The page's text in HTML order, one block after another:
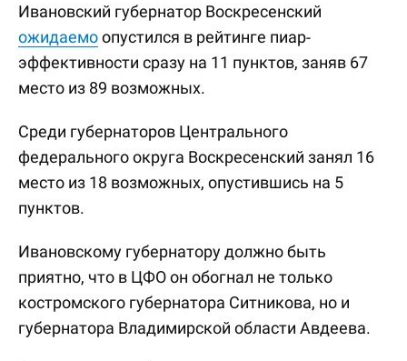
Ивановский губернатор Воскресенский
ожидаемоопустился в рейтинге пиар-
эффективности сразу на 11 пунктов, заняв 67
место из 89 возможных.
Среди губернаторов Центрального
федерального округа Воскресенский занял 16
место из 18 возможных, опустившись на 5
пунктов.
Ивановскому губернатору должно быть
приятно, что в ЦФО он обогнал не только
костромского губернатора Ситникова, но и
губернатора Владимирской области Авдеева.